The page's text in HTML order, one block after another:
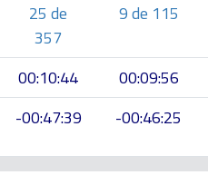
25 de
357
9 de 115
00:10:44 00:09:56
-00:47:39 -00:46:25